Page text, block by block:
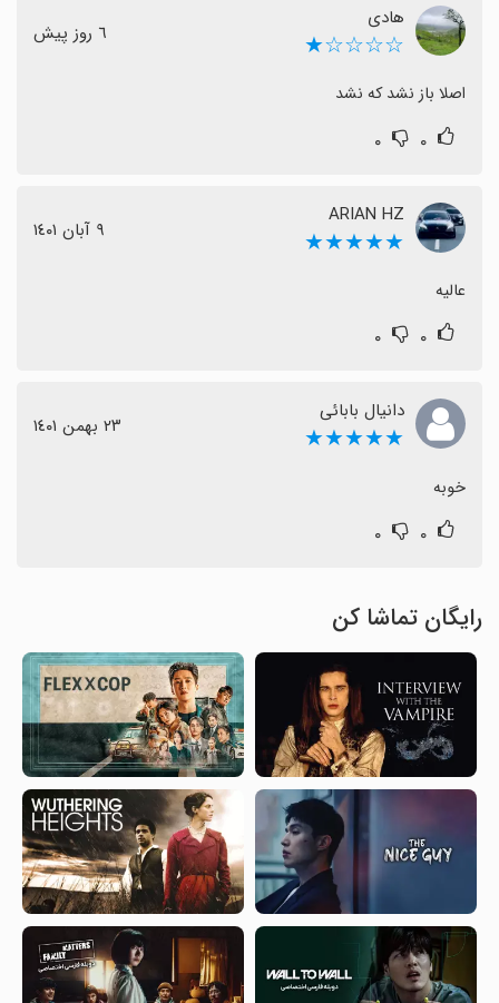
هادی
☆☆☆☆★ ٦ روز پیش
اصلا باز نشد که نشد
۰ ۰
ARIAN HZ
★★★★★ ٩ آبان ١٤٠١
عالیه
۰ ۰
دانیال بابائی
★★★★★ ٢٣ بهمن ١٤٠١
خوبه
۰ ۰
رایگان تماشا کن